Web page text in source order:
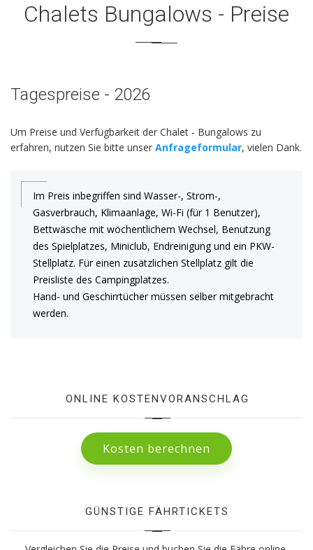
Chalets Bungalows - Preise
Tagespreise - 2026
Um Preise und Verfügbarkeit der Chalet - Bungalows zu
erfahren, nutzen Sie bitte unser Anfrageformular, vielen Dank.
Im Preis inbegriffen sind Wasser-, Strom-,
Gasverbrauch, Klimaanlage, Wi-Fi (für 1 Benutzer),
Bettwäsche mit wöchentlichem Wechsel, Benutzung
des Spielplatzes, Miniclub, Endreinigung und ein PKW-
Stellplatz. Für einen zusätzlichen Stellplatz gilt die
Preisliste des Campingplatzes.
Hand- und Geschirrtücher müssen selber mitgebracht
werden.
ONLINE KOSTENVORANSCHLAG
Kosten berechnen
GÜNSTIGE FÄHRTICKETS